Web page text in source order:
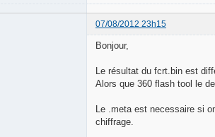
07/08/2012 23h15
Bonjour,
Le résultat du fcrt.bin est
Alors que 360 flash tool le
Le .meta est necessaire si
chiffrage.